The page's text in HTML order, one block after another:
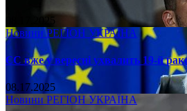
08.17.2025
НовиниРЕГІОН УКРАЇНА
ЄС вже у вересні ухвалить 19-й
08.17.2025
Новини РЕГІОН УКРАЇНА